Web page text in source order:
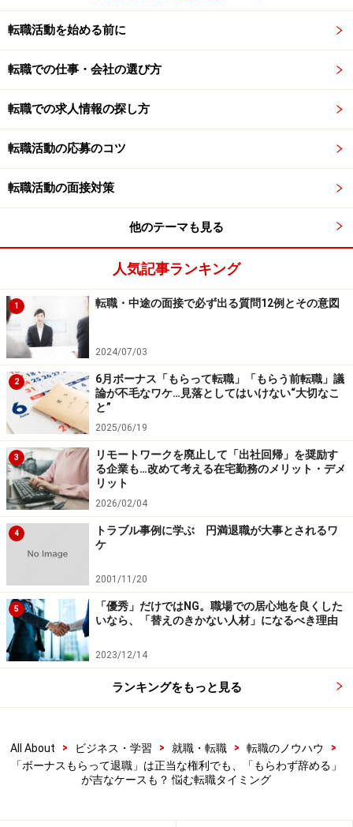
月30日）、冬は12月1日（支給日は12月10日）となって
いる。
ボーナスを支給する対象となる期間のことを一般にボー
ナス査定期間と言うが、多くの会社では6月のボーナス
の査定期間は前年度の11月から4月であることが多い。
するのに一定の労力をかけるため、査定期間と実際の支
給日の間には数カ月の時間差がある。
例えば6月1日のボーナス基準日に在籍し、その日に退職
届を会社に提出、就労規則が定めるところの退職までの
1カ月の告知期間を経て6月30日のボーナス支給日にボー
ナスを受け取るのと同時に会社を辞めるという人がいた
とする。本人の受け取るボーナスは前年度の11月から翌
年4月までの評価に基づく報酬だから、そのお金は支払
いが前から予定されていたお金であるわけで、会社を辞
める日にボーナスをもらうことに何も後ろめたい気持ち
を抱く必要はない。
もちろん「ボーナスを支払ったので、社員の皆さん、ぜ
ひモチベーションを上げて、ますますこれからも頑張っ
て会社に貢献してほしい」という会社からのプレッシャ
ーを感じる人や、自分のパフォーマンス（会社への貢献
度など）にあまり自信がなく、給料分自分は働いていな
かったと引け目を感じる人もいるかもしれない。
しかし、少なくともボーナスをもらって辞めることが社
員の正当な権利であることは押さえておいてほしい。間
違っても、辞める会社の上司や同僚から文句を言われる
筋合いはない。誰しも辞める社員（もう一緒に働く仲間
ではない人）に対しては厳しくなるものだから、多少の
いいだろう。特に、社員の満足度の低い職場であればあ
るほど、転職で新しい一歩を踏み出す人には厳しく当た
転職活動を始める前に
転職での仕事・会社の選び方
転職での求人情報の探し方
転職活動の応募のコツ
転職活動の面接対策
他のテーマも見る
人気記事ランキング
1 転職・中途の面接で必ず出る質問12例とその意図
2024/07/03
2
6月ボーナス「もらって転職」「もらう前転職」議
論が不毛なワケ…見落としてはいけない“大切なこ
と”
2025/06/19
3
リモートワークを廃止して「出社回帰」を奨励す
る企業も…改めて考える在宅勤務のメリット・デメ
リット
2026/02/04
4
トラブル事例に学ぶ 円満退職が大事とされるワ
ケ
2001/11/20
5
「優秀」だけではNG。職場での居心地を良くした
いなら、「替えのきかない人材」になるべき理由
2023/12/14
ランキングをもっと見る
All About > ビジネス・学習 > 就職・転職 > 転職のノウハウ
>
「ボーナスもらって退職」は正当な権利でも、「もらわず辞める」
が吉なケースも？ 悩む転職タイミング